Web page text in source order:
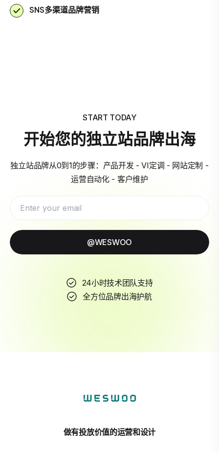
SNS多渠道品牌营销
START TODAY
开始您的独立站品牌出海
独立站品牌从0到1的步骤：产品开发 - VI定调 - 网站定制 -
运营自动化 - 客户维护
@WESWOO
24小时技术团队支持
全方位品牌出海护航
做有投放价值的运营和设计